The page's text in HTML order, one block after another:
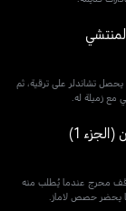
تشاندلر على ترقية، ثم
مع زميلة له.
محرج عندما يُطلب منه
يحضر حصص لاماز.